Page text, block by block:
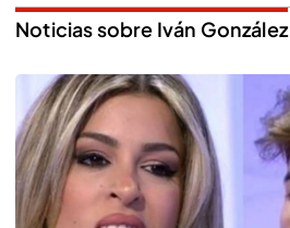
Noticias sobre Iván González